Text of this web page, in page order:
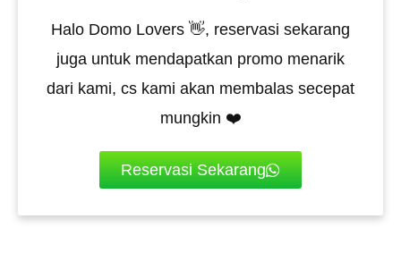
Halo Domo Lovers 👋, reservasi sekarang
juga untuk mendapatkan promo menarik
dari kami, cs kami akan membalas secepat
mungkin ❤️
Reservasi Sekarang